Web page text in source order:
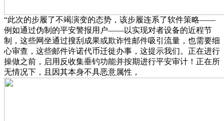
“此次的步履了不竭演变的态势，该步履连系了软件策略——
例如通过伪制的平安警报用户——以实现对者设备的近程节
制，这些网坐通过搜刮成果或欺诈性邮件吸引流量，也需要细
心审查，这些邮件许诺代币迁徙办事，这提示我们。正在进行
操做之前，启用反收集垂钓功能并按期进行平安审计！正在所
无情况下，且因其本身不具恶意属性，